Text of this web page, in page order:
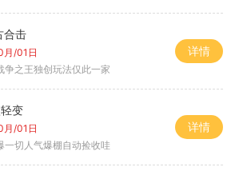
合击
月/01日
争之王独创玩法仅此一家
详情
变
月/01日
一切人气爆棚自动捡收哇
详情